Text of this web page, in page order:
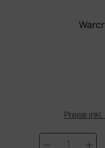
Preise
Produkt